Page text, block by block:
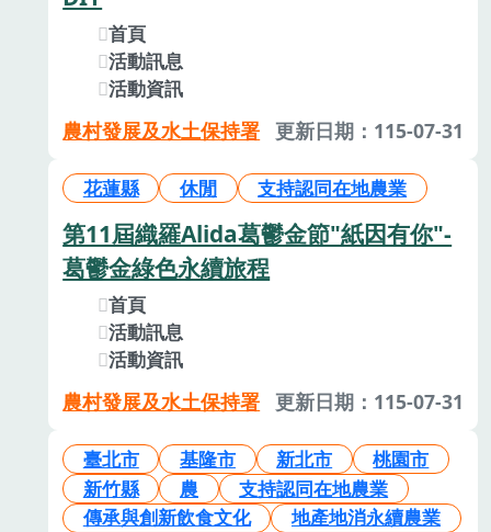
首頁
活動訊息
活動資訊
農村發展及水土保持署 更新日期：115-07-31
花蓮縣 休閒 支持認同在地農業
第11屆織羅Alida葛鬱金節"紙因有你"-
葛鬱金綠色永續旅程
首頁
活動訊息
活動資訊
農村發展及水土保持署 更新日期：115-07-31
臺北市 基隆市 新北市
桃園市
新竹縣
農
支持認同在地農業
傳承與創新飲食文化
地產地消永續農業